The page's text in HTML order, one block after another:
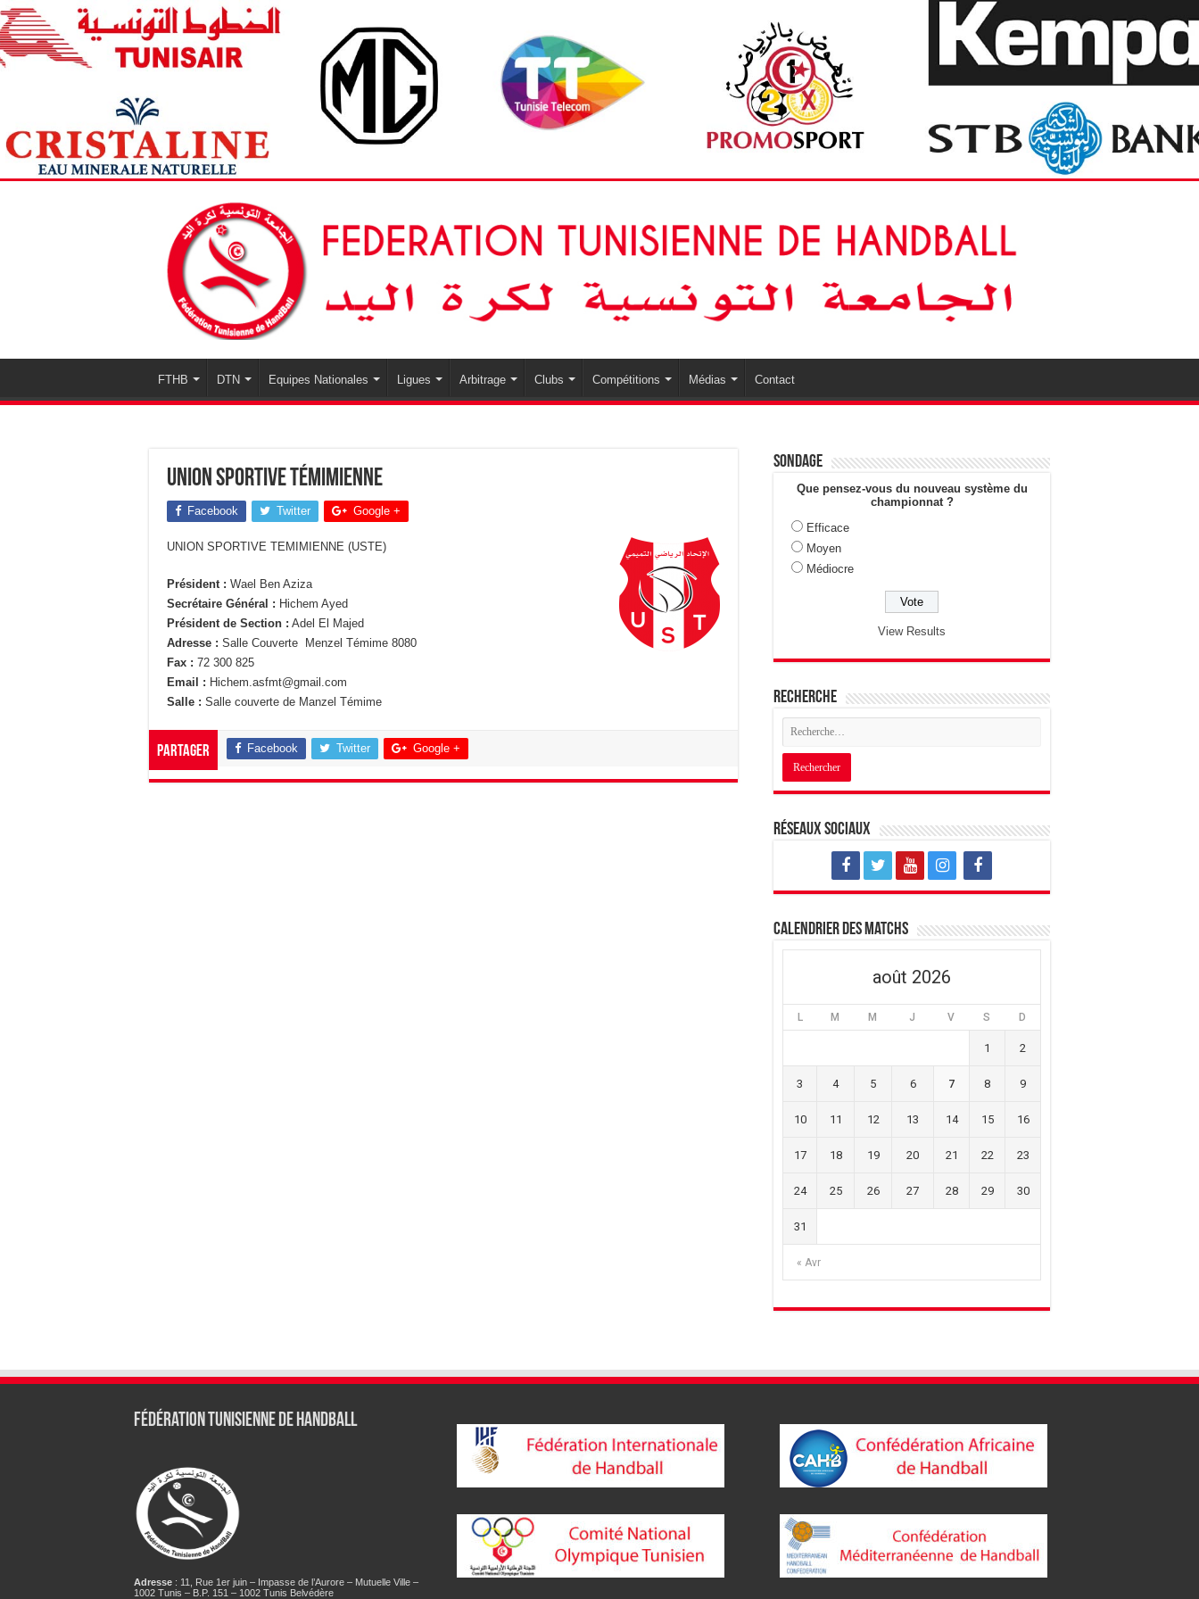
FTHB DTN Equipes Nationales Ligues Arbitrage Clubs Compétitions Médias Contact
Union Sportive Témimienne
Facebook Twitter Google +
UNION SPORTIVE TEMIMIENNE (USTE)
Président : Wael Ben Aziza
Secrétaire Général : Hichem Ayed
Président de Section : Adel El Majed
Adresse : Salle Couverte Menzel Témime 8080
Fax : 72 300 825
Email : Hichem.asfmt@gmail.com
Salle : Salle couverte de Manzel Témime
Partager Facebook Twitter Google +
Sondage
Que pensez-vous du nouveau système du
championnat ?
Efficace
Moyen
Médiocre
View Results
Recherche
Réseaux sociaux
Calendrier des matchs
août 2026
L M M J V S D
« Avr
1 2
3 4 5 6 7 8 9
10 11 12 13 14 15 16
17 18 19 20 21 22 23
24 25 26 27 28 29 30
31
Fédération tunisienne de Handball
Adresse: 11, Rue 1er juin – Impasse de l’Aurore – Mutuelle Ville –
1002 Tunis – B.P. 151 – 1002 Tunis Belvédère